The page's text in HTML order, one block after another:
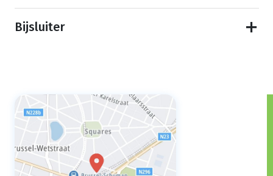
Bijsluiter